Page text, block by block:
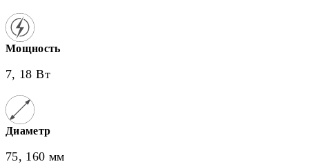
Мощность
7, 18 Вт
Диаметр
75, 160 мм